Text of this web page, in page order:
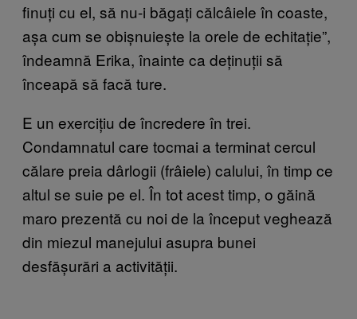
finuți cu el, să nu-i băgați călcâiele în coaste,
așa cum se obișnuiește la orele de echitație”,
îndeamnă Erika, înainte ca deținuții să
înceapă să facă ture.
E un exercițiu de încredere în trei.
Condamnatul care tocmai a terminat cercul
călare preia dârlogii (frâiele) calului, în timp ce
altul se suie pe el. În tot acest timp, o găină
maro prezentă cu noi de la început veghează
din miezul manejului asupra bunei
desfășurări a activității.